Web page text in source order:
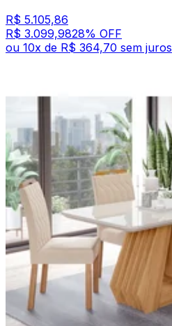
R$ 5.105,86
R$ 3.099,9828% OFF
ou 10x de R$ 364,70 sem juros